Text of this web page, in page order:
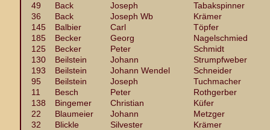
49
Back Joseph
Tabakspinner
36
Back Joseph Wb
Krämer
145
Balbier Carl
Töpfer
185
Becker Georg
Nagelschmied
125
Becker Peter
Schmidt
130
Beilstein Johann
Strumpfweber
193
Beilstein Johann Wendel
Schneider
95
Beilstein Joseph
Tuchmacher
11
Besch Peter
Rothgerber
138
Bingemer Christian
Küfer
22
Blaumeier Johann
Metzger
32
Blickle Silvester
Krämer